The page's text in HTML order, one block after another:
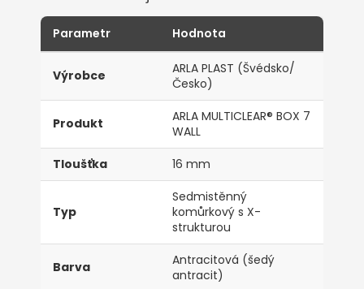
Parametr Hodnota
Výrobce
ARLA PLAST (Švédsko/
Česko)
Produkt
ARLA MULTICLEAR® BOX 7
WALL
Tloušťka
16 mm
Typ
Sedmistěnný
komůrkový s X-
strukturou
Barva
Antracitová (šedý
antracit)